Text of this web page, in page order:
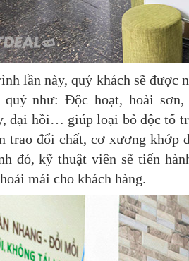
lần này, quý khách sẽ được
như: Độc hoạt, hoài
đại hồi… giúp loại bỏ độc tố
trao đổi chất, cơ xương khớp
đó, kỹ thuật viên sẽ tiến
mái cho khách hàng.